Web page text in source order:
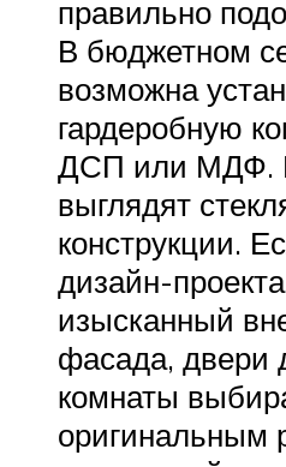
правильно
В бюджетном
возможна
гардеробную
ДСП или МДФ.
выглядят
конструкции.
дизайн-
изысканный
фасада, двери
комнаты
оригинальным